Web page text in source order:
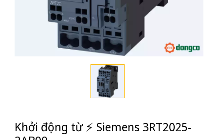
Khởi động từ ⚡️ Siemens 3RT2025-